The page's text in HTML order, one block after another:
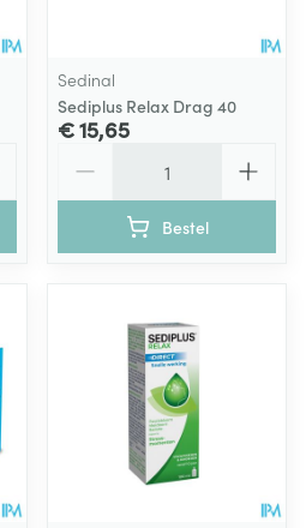
Sedinal
Sediplus Relax Drag 40
€ 15,65
Bestel